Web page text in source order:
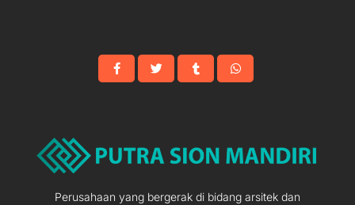
Perusahaan yang bergerak di bidang arsitek dan